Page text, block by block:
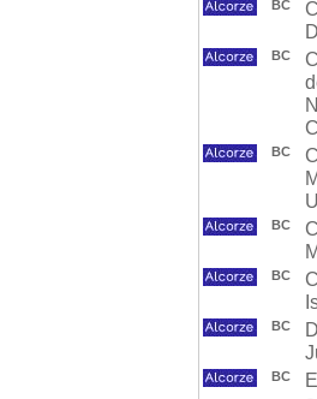
BC
BC
BC
BC
BC
BC
BC